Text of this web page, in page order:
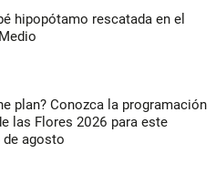
hipopótamo rescatada en el
plan? Conozca la programación
las Flores 2026 para este
agosto